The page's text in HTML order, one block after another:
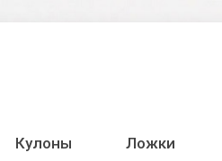
Кулоны Ложки